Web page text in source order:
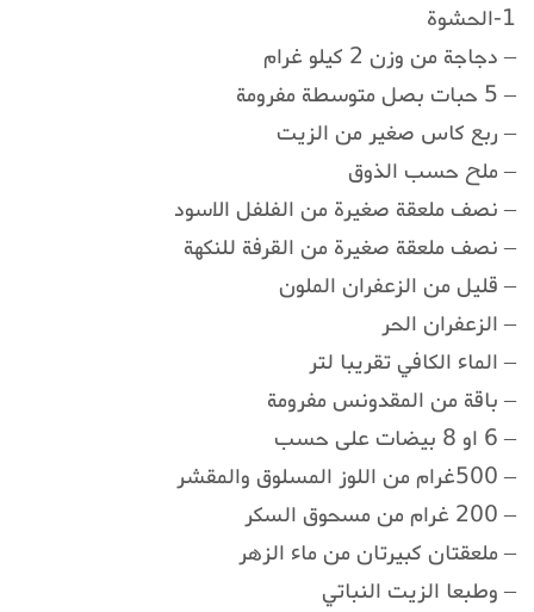
1-الحشوة
– دجاجة من وزن 2 كيلو غرام
– 5 حبات بصل متوسطة مفرومة
– ربع كاس صغير من الزيت
– ملح حسب الذوق
– نصف ملعقة صغيرة من الفلفل الاسود
– نصف ملعقة صغيرة من القرفة للنكهة
– قليل من الزعفران الملون
– الزعفران الحر
– الماء الكافي تقريبا لتر
– باقة من المقدونس مفرومة
– 6 او 8 بيضات على حسب
– 500غرام من اللوز المسلوق والمقشر
– 200 غرام من مسحوق السكر
– ملعقتان كبيرتان من ماء الزهر
– وطبعا الزيت النباتي